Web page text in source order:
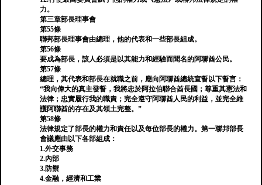
力。
第三章部長理事會
第55條
聯邦部長理事會由總理，他的代表和一些部長組成。
第56條
要成為部長，該人必須是以其能力和經驗而聞名的阿聯酋公民。
第57條
總理，其代表和部長在就職之前，應向阿聯酋總統宣誓以下誓言：
“我向偉大的真主發誓，我將忠於阿拉伯聯合酋長國；尊重其憲法和
法律；忠實履行我的職責；完全遵守阿聯酋人民的利益，並完全維
護阿聯酋的存在及其領土完整。”
第58條
法律規定了部長的權力和責任以及每位部長的權力。第一聯邦部長
會議應由以下各部組成：
1.外交事務
2.內部
3.防禦
4.金融，經濟和工業